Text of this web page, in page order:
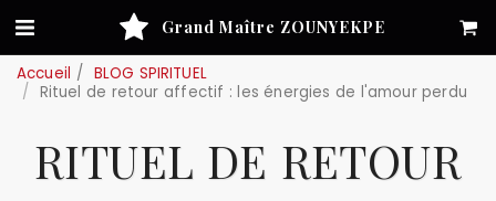
Grand Maître ZOUNYEKPE
Accueil
BLOG SPIRITUEL
Rituel de retour affectif : les énergies de l'amour perdu
RITUEL DE RETOUR